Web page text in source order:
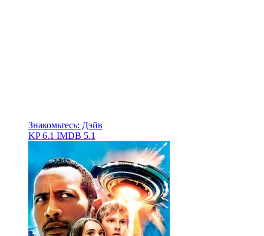
Знакомьтесь: Дэйв
KP6.1 IMDB 5.1